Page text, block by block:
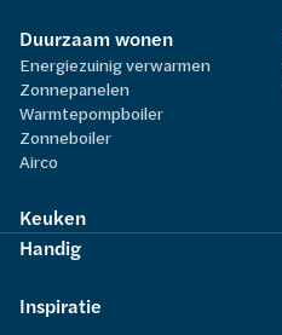
Duurzaam wonen
Energiezuinig verwarmen
Zonnepanelen
Warmtepompboiler
Zonneboiler
Airco
Keuken
Handig
Inspiratie